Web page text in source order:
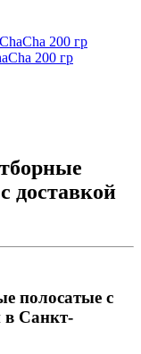
200 гр
доставкой
полосатые с
в Санкт-